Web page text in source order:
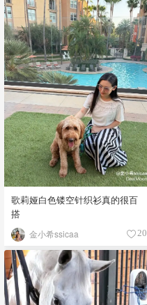
歌莉娅白色镂空针织衫真的很百
搭
金小希ssicaa 20